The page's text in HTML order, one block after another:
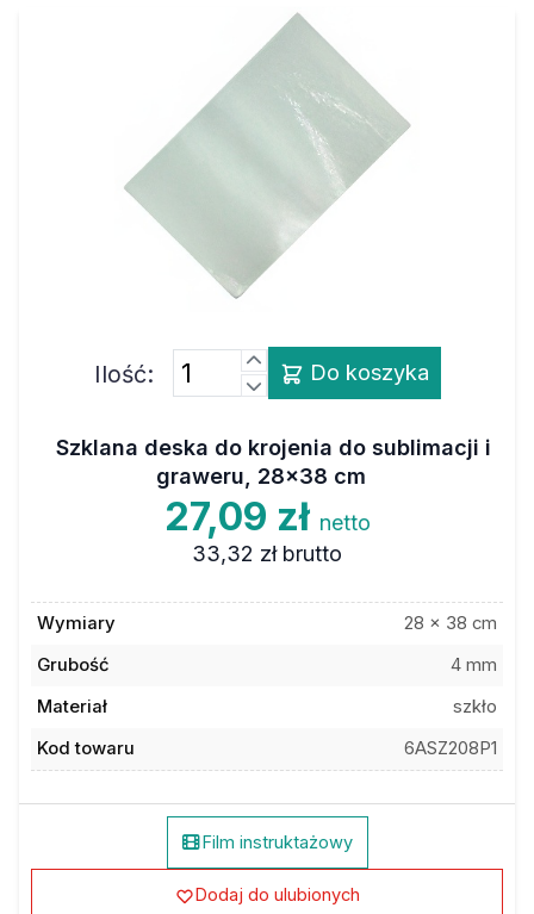
Ilość: Do koszyka
Szklana deska do krojenia do sublimacji i
graweru, 28x38 cm
27,09 zł netto
33,32 zł brutto
Wymiary
28 x 38 cm
Grubość
4 mm
Materiał
szkło
Kod towaru
6ASZ208P1
Film instruktażowy
Dodaj do ulubionych